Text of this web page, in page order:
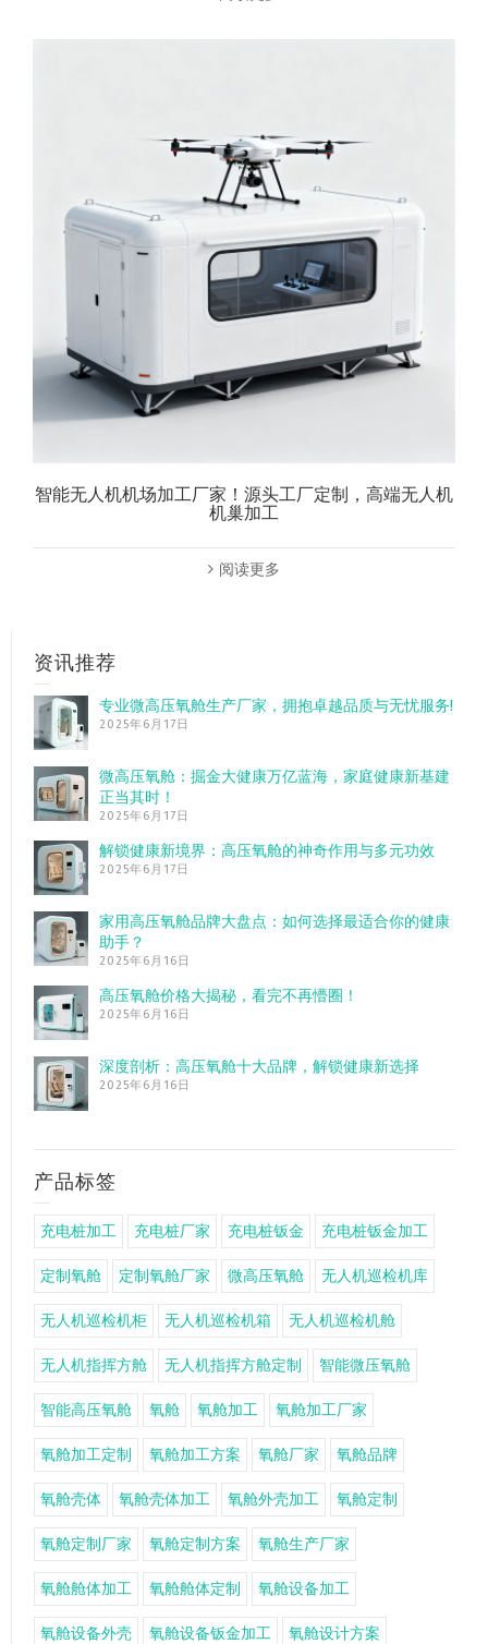
智能无人机机场加工厂家！源头工厂定制，高端无人机
机巢加工
阅读更多
资讯推荐
专业微高压氧舱生产厂家，拥抱卓越品质与无忧服务!
2025年6月17日
微高压氧舱：掘金大健康万亿蓝海，家庭健康新基建
正当其时！
2025年6月17日
解锁健康新境界：高压氧舱的神奇作用与多元功效
2025年6月17日
家用高压氧舱品牌大盘点：如何选择最适合你的健康
助手？
2025年6月16日
高压氧舱价格大揭秘，看完不再懵圈！
2025年6月16日
深度剖析：高压氧舱十大品牌，解锁健康新选择
2025年6月16日
产品标签
充电桩加工 充电桩厂家 充电桩钣金 充电桩钣金加工
定制氧舱 定制氧舱厂家 微高压氧舱 无人机巡检机库
无人机巡检机柜 无人机巡检机箱 无人机巡检机舱
无人机指挥方舱 无人机指挥方舱定制 智能微压氧舱
智能高压氧舱 氧舱 氧舱加工 氧舱加工厂家
氧舱加工定制 氧舱加工方案 氧舱厂家 氧舱品牌
氧舱壳体 氧舱壳体加工 氧舱外壳加工 氧舱定制
氧舱定制厂家 氧舱定制方案 氧舱生产厂家
氧舱舱体加工 氧舱舱体定制 氧舱设备加工
氧舱设备外壳 氧舱设备钣金加工 氧舱设计方案